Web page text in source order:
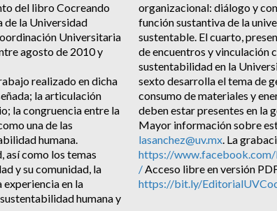
del libro Cocreando
de la Universidad
Universitaria
agosto de 2010 y
realizado en dicha
la articulación
la congruencia entre la
una de las
humana.
así como los temas
y su comunidad, la
experiencia en la
humana y
organizacional: diálogo y
función sustantiva de la
sustentable. El cuarto,
de encuentros y vinculación
sustentabilidad en la
sexto desarrolla el tema de
consumo de materiales y
deben estar presentes en la
Mayor información sobre
lasanchez@uv.mx. La
https://
/Acceso libre en versión
https://bit.ly/